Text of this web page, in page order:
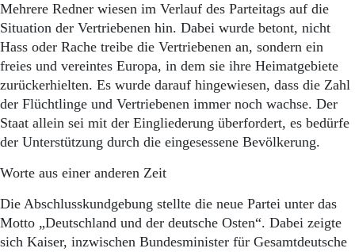
Mehrere Redner wiesen im Verlauf des Parteitags auf die
Situation der Vertriebenen hin. Dabei wurde betont, nicht
Hass oder Rache treibe die Vertriebenen an, sondern ein
freies und vereintes Europa, in dem sie ihre Heimatgebiete
zurückerhielten. Es wurde darauf hingewiesen, dass die Zahl
der Flüchtlinge und Vertriebenen immer noch wachse. Der
Staat allein sei mit der Eingliederung überfordert, es bedürfe
der Unterstützung durch die eingesessene Bevölkerung.
Worte aus einer anderen Zeit
Die Abschlusskundgebung stellte die neue Partei unter das
Motto „Deutschland und der deutsche Osten“. Dabei zeigte
sich Kaiser, inzwischen Bundesminister für Gesamtdeutsche